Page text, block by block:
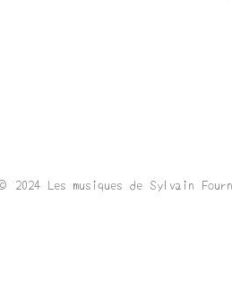
2024 Les musiques de Sylvain